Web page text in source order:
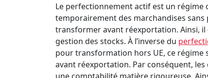
Le perfectionnement actif est un
temporairement des marchandises sans
transformer avant réexportation. Ainsi,
gestion des stocks. À l’inverse du
pour transformation hors UE, ce régime
avant réexportation. Par conséquent,